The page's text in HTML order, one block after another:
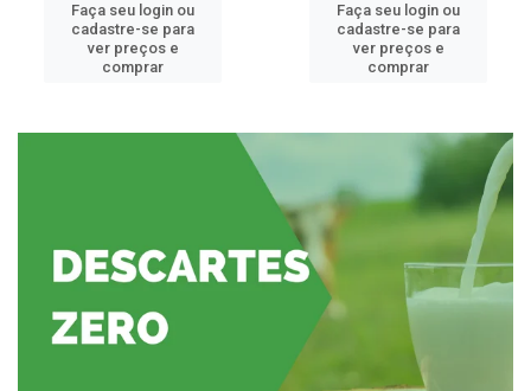
Faça seu login ou
cadastre-se para
ver preços e
comprar
Faça seu login ou
cadastre-se para
ver preços e
comprar